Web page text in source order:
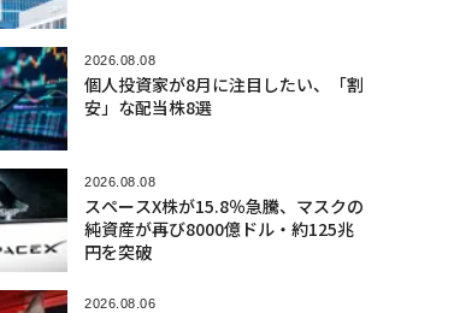
2026.08.08
個人投資家が8月に注目したい、「割
安」な配当株8選
2026.08.08
スペースX株が15.8％急騰、マスクの
純資産が再び8000億ドル・約125兆
円を突破
2026.08.06